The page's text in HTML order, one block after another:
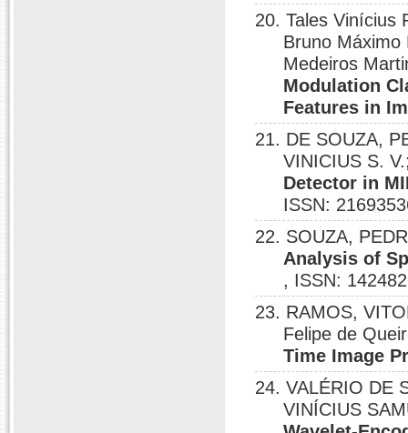
20. Tales Vinícius
Bruno Máximo
Medeiros
Modulation
Features in
21. DE SOUZA,
VINICIUS S.
Detector in
ISSN:
22. SOUZA,
Analysis of
, ISSN:
23. RAMOS,
Felipe de
Time Image
24. VALÉRIO DE
VINÍCIUS